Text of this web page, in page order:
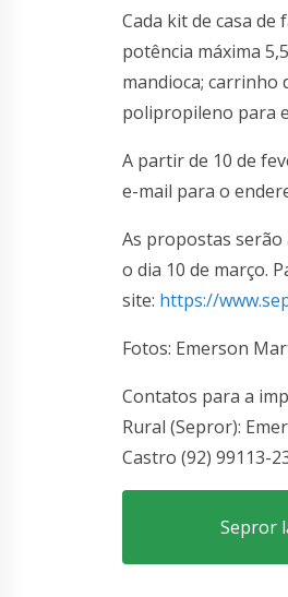
Cada kit de casa
potência máxima
mandioca; carrinho
polipropileno para
A partir de 10 de
e-mail para o
As propostas serão
o dia 10 de março.
site: https://
Fotos: Emerson
Contatos para a
Rural (Sepror):
Castro (92) 99113-
Sepror